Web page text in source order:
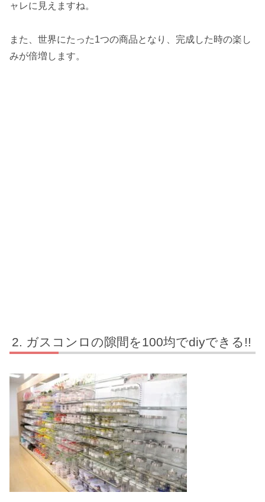
ャレに見えますね。
また、世界にたった1つの商品となり、完成した時の楽し
みが倍増します。
ガスコンロの隙間を100均でdiyできる!!